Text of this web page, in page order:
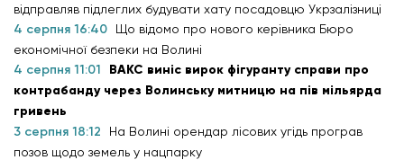
відправляв підлеглих будувати хату посадовцю Укрзалізниці
4 серпня 16:40
Що відомо про нового керівника Бюро
економічної безпеки на Волині
4 серпня 11:01
ВАКС виніс вирок фігуранту справи про
контрабанду через Волинську митницю на пів мільярда
гривень
3 серпня 18:12
На Волині орендар лісових угідь програв
позов щодо земель у нацпарку